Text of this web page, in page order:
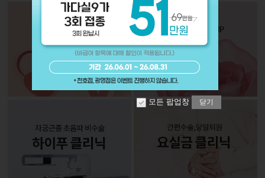
모든 팝업창 닫기